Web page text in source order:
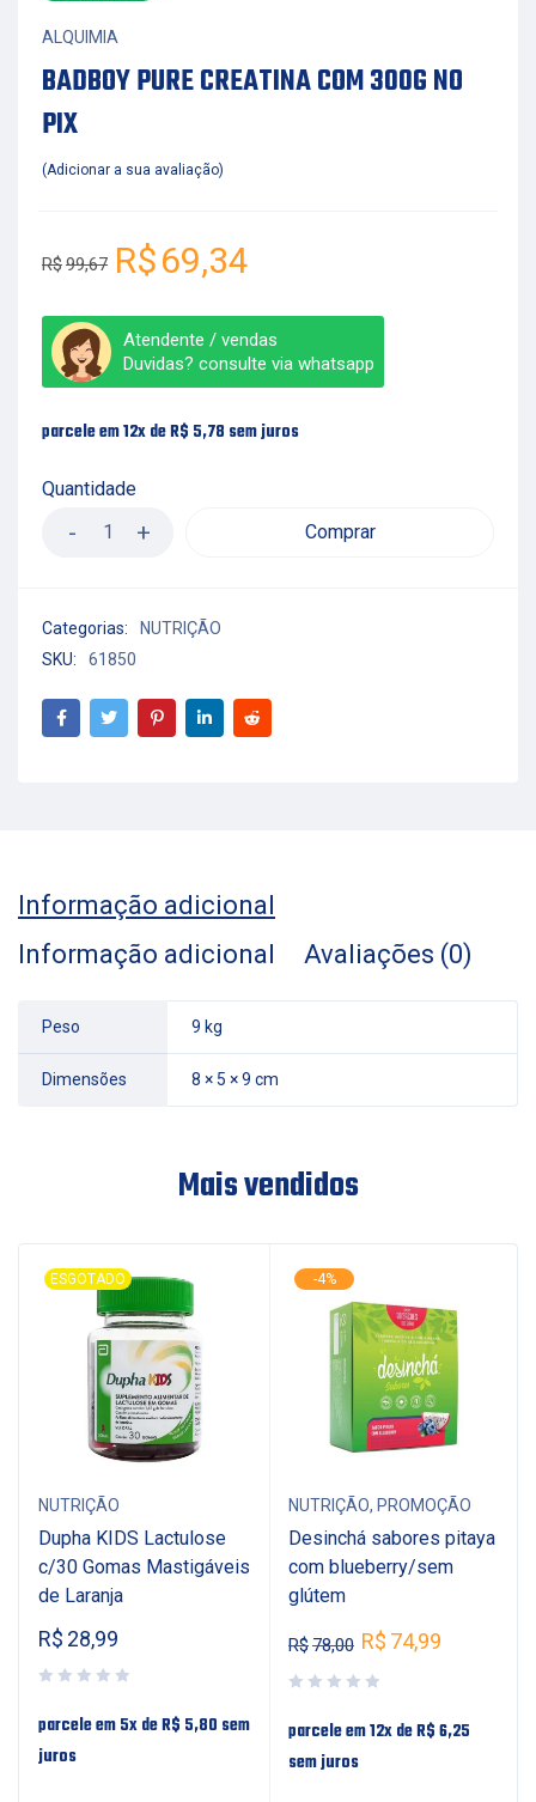
ALQUIMIA
BADBOY PURE CREATINA COM 300G NO
PIX
Adicionar a sua avaliação
R$99,67 R$69,34
Atendente / vendas
Duvidas? consulte via whatsapp
parcele em 12x deR$ 5,78 sem juros
Quantidade
Comprar
Categorias:
NUTRIÇÃO
SKU:
61850
Informação adicional
Informação adicional
Avaliações (0)
Peso 9 kg
Dimensões 8 × 5 × 9 cm
Mais vendidos
ESGOTADO
NUTRIÇÃO
Dupha KIDS Lactulose
c/30 Gomas Mastigáveis
de Laranja
R$ 28,99
parcele em 5x deR$ 5,80 sem
juros
-4%
NUTRIÇÃO, PROMOÇÃO
Desinchá sabores pitaya
com blueberry/sem
glútem
R$78,00 R$ 74,99
parcele em 12x deR$6,25
sem juros